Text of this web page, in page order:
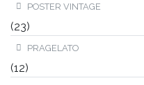
POSTER VINTAGE
(23)
PRAGELATO
(12)